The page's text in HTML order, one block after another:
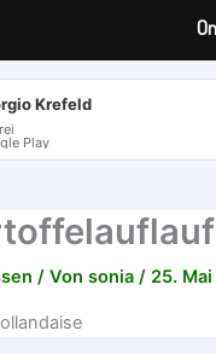
/ Von sonia / 25.
Krefeld
Play